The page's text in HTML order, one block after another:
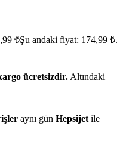
₺Şu andaki fiyat: 174,99 ₺.
ücretsizdir. Altındaki
aynı gün Hepsijet ile